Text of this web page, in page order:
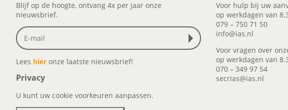
Blijf op de hoogte, ontvang 4x per jaar onze
nieuwsbrief.
Lees hier onze laatste nieuwsbrief!
Privacy
U kunt uw cookie voorkeuren aanpassen.
Voor hulp bij uw
op werkdagen van
079 – 750 71 50
info@ias.nl
Voor vragen over
op werkdagen van
070 – 349 97 54
secrias@ias.nl